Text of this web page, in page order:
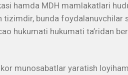
hamda MDH mamlakatlari
bunda
hukumati hukumati ta’ridan
munosabatlar yaratish